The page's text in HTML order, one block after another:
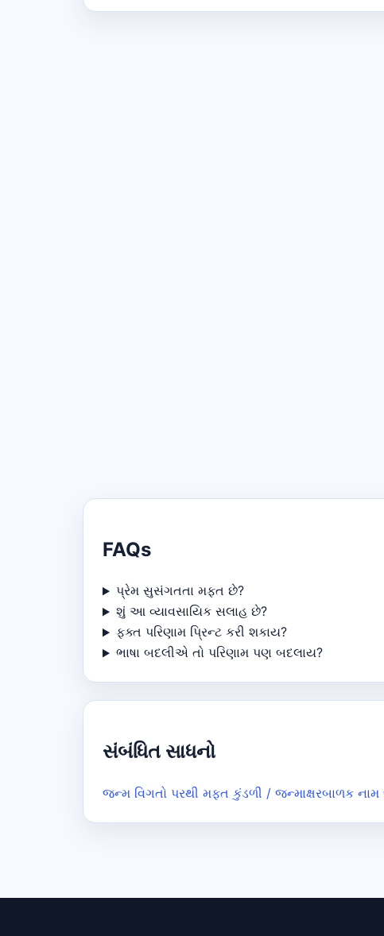
FAQs
પ્રેમ સુસંગતતા મફત છે?
શું આ વ્યાવસાયિક સલાહ છે?
ફક્ત પરિણામ પ્રિન્ટ કરી શકાય?
ભાષા બદલીએ તો પરિણામ પણ બદલાય?
સંબંધિત સાધનો
જન્મ વિગતો પરથી મફત કુંડળી / જન્માક્ષરબાળક